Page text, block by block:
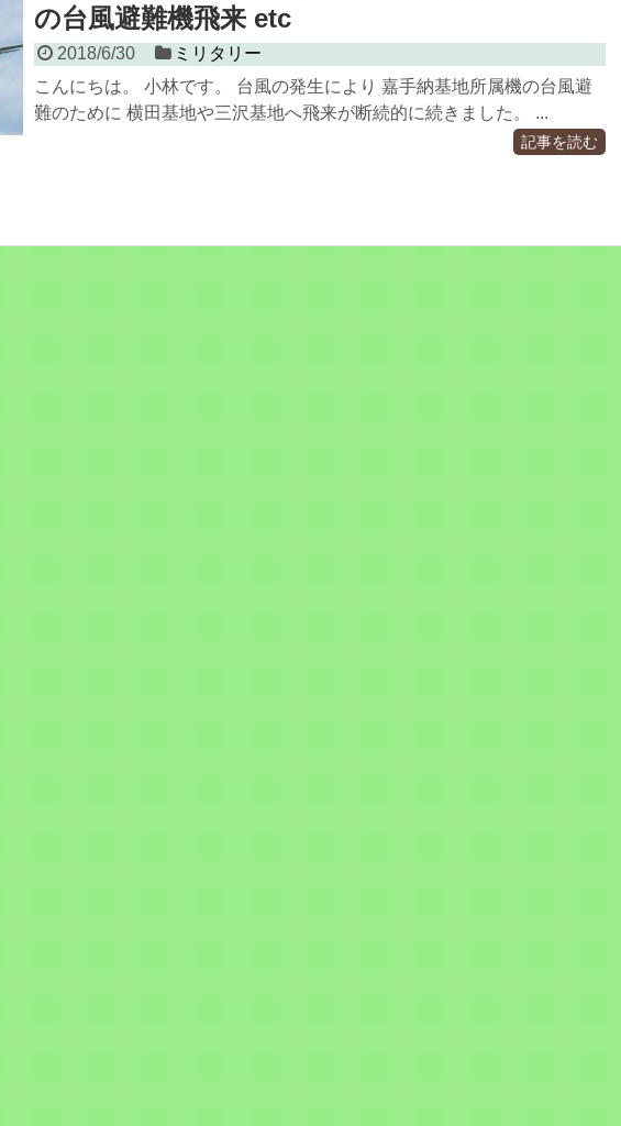
の台風避難機飛来 etc
2018/6/30
ミリタリー
こんにちは。 小林です。 台風の発生により 嘉手納基地所属機の台風避
難のために 横田基地や三沢基地へ飛来が断続的に続きました。 ...
記事を読む